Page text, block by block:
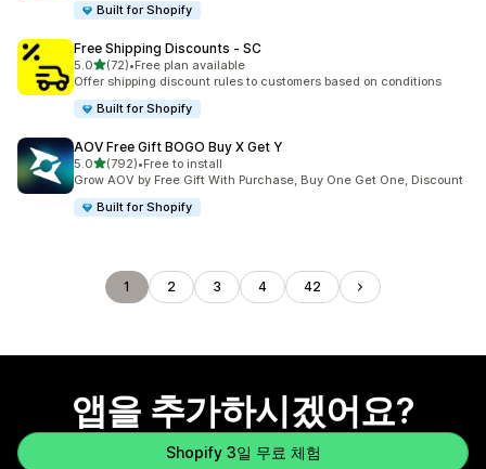
Built for Shopify
Free Shipping Discounts ‑ SC
5.0별 5개 중
(72)
총 리뷰 72개
•Free plan available
Offer shipping discount rules to customers based on conditions
Built for Shopify
AOV Free Gift BOGO Buy X Get Y
5.0별 5개 중
(792)
총 리뷰 792개
•Free to install
Grow AOV by Free Gift With Purchase, Buy One Get One, Discount
Built for Shopify
1 2 3 4 42
앱을 추가하시겠어요?
Shopify 3일 무료 체험